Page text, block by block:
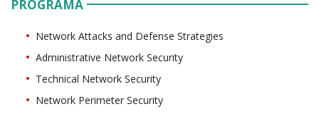
PROGRAMA
Network Attacks and Defense Strategies
Administrative Network Security
Technical Network Security
Network Perimeter Security